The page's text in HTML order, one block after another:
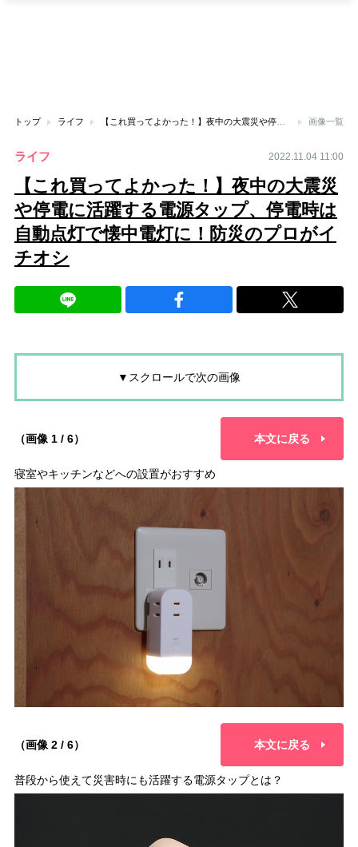
トップ ライフ 【これ買ってよかった！】夜中の大震災や停電に活躍する電源タップ、停電時は自動点灯で懐中電灯に！防災のプロがイチオシ 画像一覧
ライフ 2022.11.04 11:00
【これ買ってよかった！】夜中の大震災
や停電に活躍する電源タップ、停電時は
自動点灯で懐中電灯に！防災のプロがイ
チオシ
▼スクロールで次の画像
（画像 1 / 6） 本文に戻る
寝室やキッチンなどへの設置がおすすめ
（画像 2 / 6） 本文に戻る
普段から使えて災害時にも活躍する電源タップとは？